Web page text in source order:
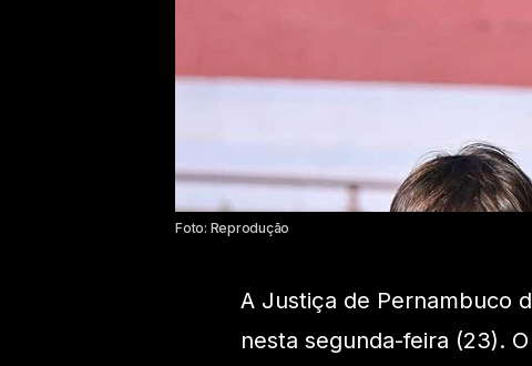
Foto: Reprodução
A Justiça de Pernambuco
nesta segunda-feira (23).